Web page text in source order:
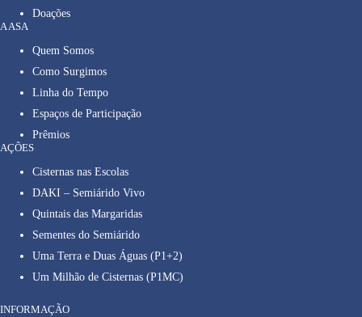
Doações
A ASA
Quem Somos
Como Surgimos
Linha do Tempo
Espaços de Participação
Prêmios
AÇÕES
Cisternas nas Escolas
DAKI – Semiárido Vivo
Quintais das Margaridas
Sementes do Semiárido
Uma Terra e Duas Águas (P1+2)
Um Milhão de Cisternas (P1MC)
INFORMAÇÃO